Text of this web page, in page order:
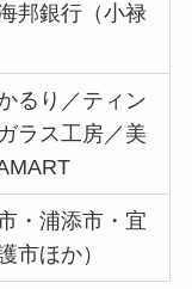
邦銀行（小禄
るり／ティン
ラス工房／美
・浦添市・宜
市ほか）